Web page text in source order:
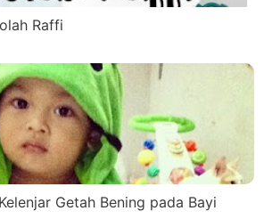
Raffi
Getah Bening pada Bayi